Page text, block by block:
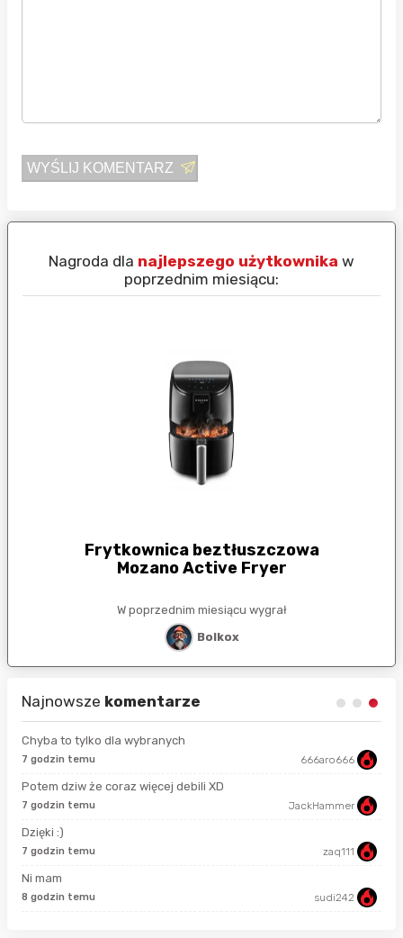
WYŚLIJ KOMENTARZ
Nagroda dla najlepszego użytkownika w
poprzednim miesiącu:
Frytkownica beztłuszczowa
Mozano Active Fryer
W poprzednim miesiącu wygrał
Bolkox
Najnowsze komentarze
Chyba to tylko dla wybranych
7 godzin temu 666aro666
Potem dziw że coraz więcej debili XD
7 godzin temu JackHammer
Dzięki :)
7 godzin temu zaq111
Ni mam
8 godzin temu sudi242